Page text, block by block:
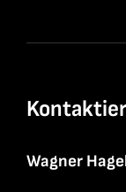
Wagner